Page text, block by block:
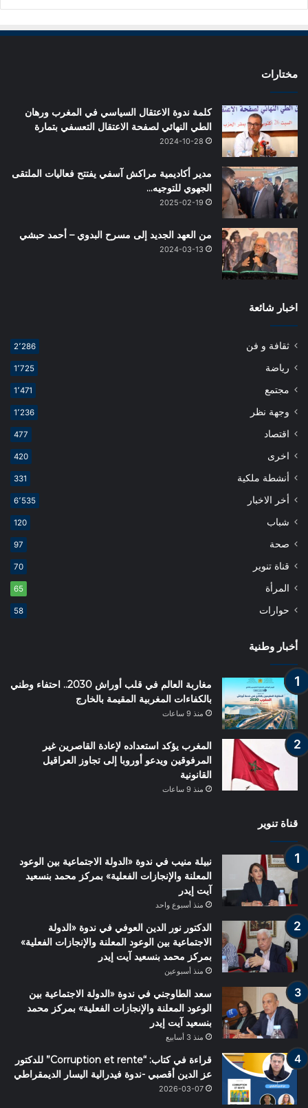
مختارات
كلمة ندوة الاعتقال السياسي في المغرب ورهان
الطي النهائي لصفحة الاعتقال التعسفي بتمارة
2024-10-28
مدير أكاديمية مراكش آسفي يفتتح فعاليات الملتقى
الجهوي للتوجيه…
2025-02-19
من العهد الجديد إلى مسرح البدوي – أحمد حبشي
2024-03-13
اخبار شائعة
ثقافة و فن 2٬286
رياضة 1٬725
مجتمع 1٬471
وجهة نظر 1٬236
اقتصاد 477
اخرى 420
أنشطة ملكية 331
أخر الاخبار 6٬535
شباب 120
صحة 97
قناة تنوير 70
المرأة 65
حوارات 58
أخبار وطنية
مغاربة العالم في قلب أوراش 2030.. احتفاء وطني
بالكفاءات المغربية المقيمة بالخارج
منذ 9 ساعات
المغرب يؤكد استعداده لإعادة القاصرين غير
المرفوقين ويدعو أوروبا إلى تجاوز العراقيل
القانونية
منذ 9 ساعات
قناة تنوير
نبيلة منيب في ندوة «الدولة الاجتماعية بين الوعود
المعلنة والإنجازات الفعلية» بمركز محمد بنسعيد
آيت إيدر
منذ أسبوع واحد
الدكتور نور الدين العوفي في ندوة «الدولة
الاجتماعية بين الوعود المعلنة والإنجازات الفعلية»
بمركز محمد بنسعيد آيت إيدر
منذ أسبوعين
سعد الطاوجني في ندوة «الدولة الاجتماعية بين
الوعود المعلنة والإنجازات الفعلية» بمركز محمد
بنسعيد آيت إيدر
منذ 3 أسابيع
قراءة في كتاب: “Corruption et rente” للدكتور
عز الدين أقصبي -ندوة فيدرالية اليسار الديمقراطي
2026-03-07